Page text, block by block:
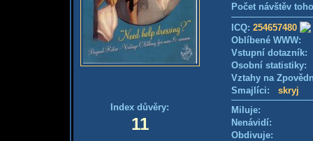
Index důvěry:
11
Počet návštěv
ICQ: 254657480
Oblíbené WWW:
Vstupní
Osobní
Vztahy na
Smajlíci: skryj
Miluje:
Nenávidí:
Obdivuje: